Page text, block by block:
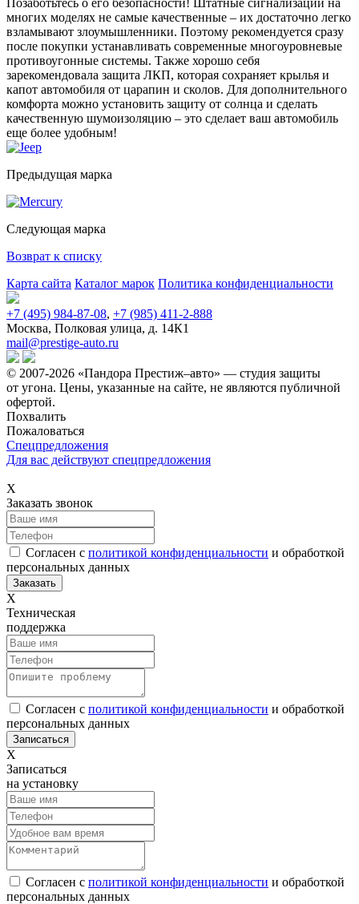
многих моделях не самые качественные – их достаточно легко
взламывают злоумышленники. Поэтому рекомендуется сразу
после покупки устанавливать современные многоуровневые
противоугонные системы. Также хорошо себя
зарекомендовала защита ЛКП, которая сохраняет крылья и
капот автомобиля от царапин и сколов. Для дополнительного
комфорта можно установить защиту от солнца и сделать
качественную шумоизоляцию – это сделает ваш автомобиль
еще более удобным!
Предыдущая марка
Следующая марка
Возврат к списку
Карта сайта Каталог марок Политика конфиденциальности
+7 (495) 984-87-08, +7 (985) 411-2-888
Москва, Полковая улица, д. 14К1
mail@prestige-auto.ru
© 2007-2026 «Пандора Престиж–авто» — студия защиты
от угона. Цены, указанные на сайте, не являются публичной
офертой.
Похвалить
Пожаловаться
Спецпредложения
Для вас действуют спецпредложения
Х
Заказать звонок
Согласен с политикой конфиденциальности и обработкой
персональных данных
Х
Техническая
поддержка
Согласен с политикой конфиденциальности и обработкой
персональных данных
Х
Записаться
на установку
Согласен с политикой конфиденциальности и обработкой
персональных данных